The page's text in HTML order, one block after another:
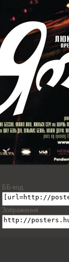
ББ-код
Зображення